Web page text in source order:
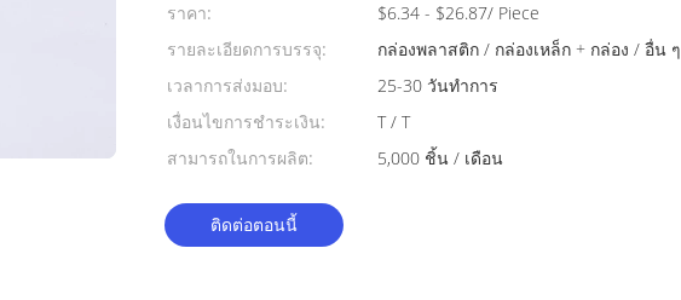
ราคา:
$6.34 - $26.87/ Piece
รายละเอียดการบรรจุ:
กล่องพลาสติก / กล่องเหล็ก + กล่อง / อื่น ๆ
เวลาการส่งมอบ:
25-30 วันทำการ
เงื่อนไขการชำระเงิน:
T / T
สามารถในการผลิต:
5,000 ชิ้น / เดือน
ติดต่อตอนนี้